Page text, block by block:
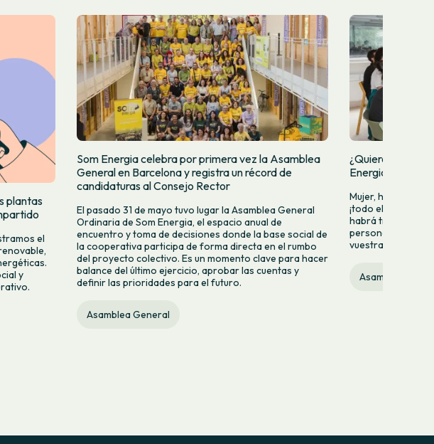
plantas
el
y
Som Energia celebra por primera vez la Asamblea
General en Barcelona y registra un récord de
candidaturas al Consejo Rector
El pasado 31 de mayo tuvo lugar la Asamblea General
Ordinaria de Som Energia, el espacio anual de
encuentro y toma de decisiones donde la base social de
la cooperativa participa de forma directa en el rumbo
del proyecto colectivo. Es un momento clave para hacer
balance del último ejercicio, aprobar las cuentas y
definir las prioridades para el futuro.
Asamblea General
¿Quieres formar
Energia?
Mujer, hombre,
¡todo el mundo
habrá tres
personas socias
vuestra
Asamblea